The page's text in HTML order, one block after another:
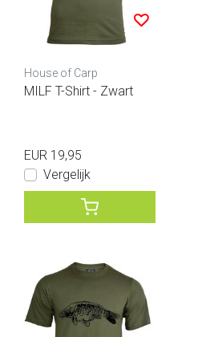
House of Carp
MILF T-Shirt - Zwart
EUR 19,95
Vergelijk